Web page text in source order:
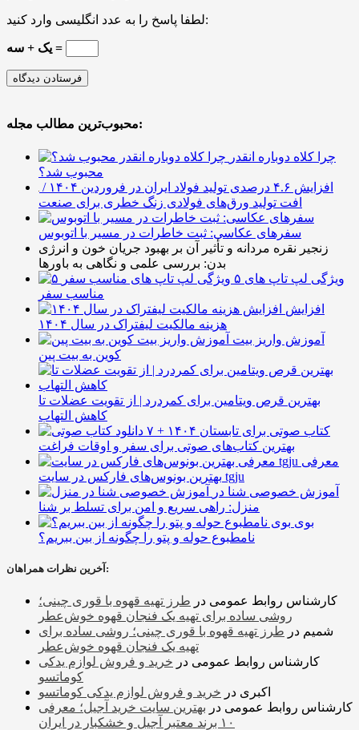
لطفا پاسخ را به عدد انگلیسی وارد کنید:
یک + سه =
محبوب‌ترین مطالب مجله:
چرا کلاه دوباره انقدر
محبوب شد؟
افزایش ۴.۶ درصدی تولید فولاد ایران در فروردین ۱۴۰۴ /
افت تولید ورق‌های فولادی زنگ خطری برای صنعت
سفرهای عکاسی: ثبت خاطرات در مسیر با اتوبوس
زنجیر نقره مردانه و تأثیر آن بر بهبود جریان خون و انرژی
بدن: بررسی علمی و نگاهی به باورها
۵ ویژگی لپ تاپ های
مناسب سفر
افزایش
هزینه مالکیت لیفتراک در سال ۱۴۰۴
آموزش واریز بیت
کوین به بیت پین
بهترین قرص ویتامین برای کمردرد | از تقویت عضلات تا
کاهش التهاب
۷ کتاب صوتی برای تابستان ۱۴۰۴ +
بهترین کتاب‌های صوتی برای سفر و اوقات فراغت
معرفی
بهترین بونوس‌های فارکس در سایت tgju
آموزش خصوصی شنا در
منزل: راهی سریع و امن برای تسلط بر شنا
بوی
نامطبوع حوله و پتو را چگونه از بین ببریم؟
آخرین نظرات همراهان:
کارشناس روابط عمومی در طرز تهیه قهوه با قوری چینی؛
روشی ساده برای تهیه یک فنجان قهوه خوش‌عطر
شمیم در طرز تهیه قهوه با قوری چینی؛ روشی ساده برای
تهیه یک فنجان قهوه خوش‌عطر
کارشناس روابط عمومی در خرید و فروش لوازم یدکی
کوماتسو
اکبری در خرید و فروش لوازم یدکی کوماتسو
کارشناس روابط عمومی در بهترین سایت خرید آجیل؛ معرفی
۱۰ برند معتبر آجیل و خشکبار در ایران